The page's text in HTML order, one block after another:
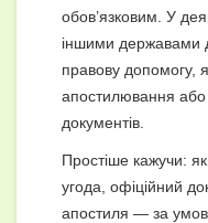
обов’язковим. У
іншими державами
правову допомогу,
апостилювання або
документів.
Простіше кажучи:
угода, офіційний
апостиля — за